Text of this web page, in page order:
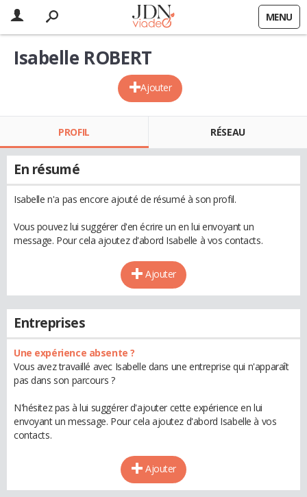
MENU
Ajouter
Isabelle ROBERT
PROFIL RÉSEAU
En résumé
Isabelle n'a pas encore ajouté de résumé à son profil.
Vous pouvez lui suggérer d'en écrire un en lui envoyant un
message. Pour cela ajoutez d'abord Isabelle à vos contacts.
Ajouter
Entreprises
Une expérience absente ?
Vous avez travaillé avec Isabelle dans une entreprise qui n'apparaît
pas dans son parcours ?
N'hésitez pas à lui suggérer d'ajouter cette expérience en lui
envoyant un message. Pour cela ajoutez d'abord Isabelle à vos
contacts.
Ajouter